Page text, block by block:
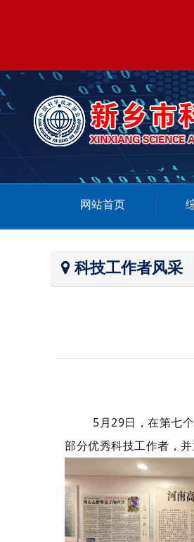
网站首页
科技工作者风采
5月29日，在第七
部分优秀科技工作者，